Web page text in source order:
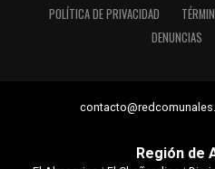
POLÍTICA DE PRIVACIDAD
DENUNCIAS
Región de